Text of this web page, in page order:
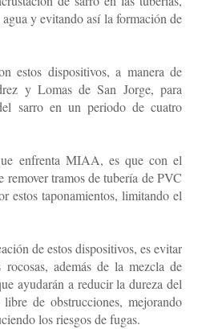
y evitando así la formación de
estos dispositivos, a manera de
y Lomas de San Jorge, para
sarro en un periodo de cuatro
enfrenta MIAA, es que con el
remover tramos de tubería de PVC
estos taponamientos, limitando el
de estos dispositivos, es evitar
además de la mezcla de
ayudarán a reducir la dureza del
de obstrucciones, mejorando
los riesgos de fugas.